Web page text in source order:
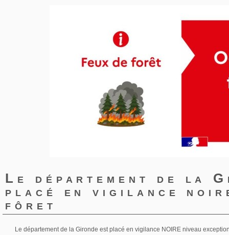
Le département de la
placé en vigilance
fôret
Le département de la Gironde est placé en vigilance NOIRE niveau